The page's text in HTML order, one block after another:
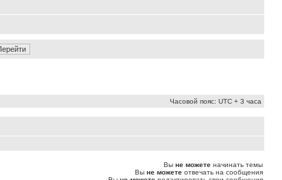
Часовой пояс: UTC + 3 часа
Вы не можете начинать темы
Вы не можете отвечать на сообщения